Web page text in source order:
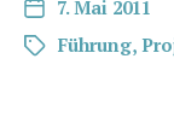
7. Mai 2011
Führung,